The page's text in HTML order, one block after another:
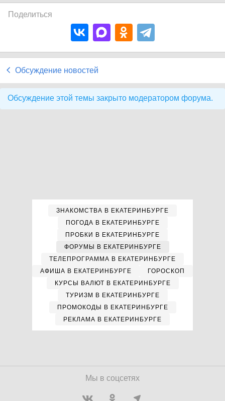
Поделиться
Обсуждение новостей
Обсуждение этой темы закрыто модератором форума.
ЗНАКОМСТВА В ЕКАТЕРИНБУРГЕ
ПОГОДА В ЕКАТЕРИНБУРГЕ
ПРОБКИ В ЕКАТЕРИНБУРГЕ
ФОРУМЫ В ЕКАТЕРИНБУРГЕ
ТЕЛЕПРОГРАММА В ЕКАТЕРИНБУРГЕ
АФИША В ЕКАТЕРИНБУРГЕ
ГОРОСКОП
КУРСЫ ВАЛЮТ В ЕКАТЕРИНБУРГЕ
ТУРИЗМ В ЕКАТЕРИНБУРГЕ
ПРОМОКОДЫ В ЕКАТЕРИНБУРГЕ
РЕКЛАМА В ЕКАТЕРИНБУРГЕ
Мы в соцсетях